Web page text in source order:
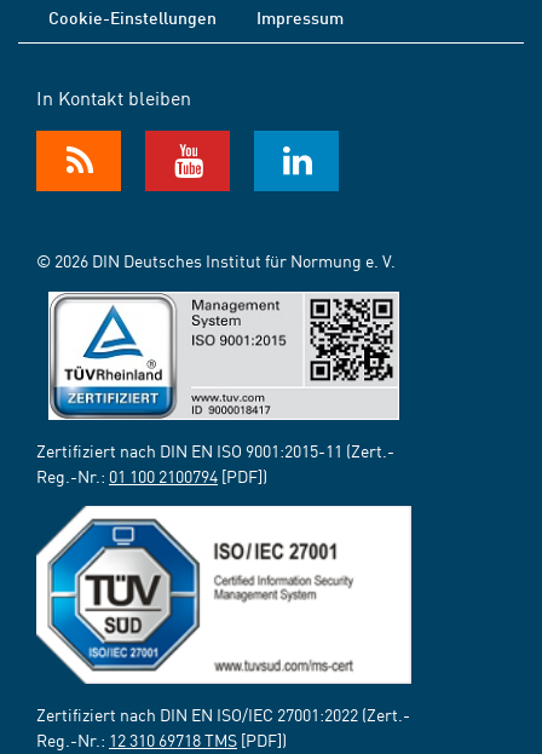
Cookie-Einstellungen
Impressum
In Kontakt bleiben
© 2026 DIN Deutsches Institut für Normung e. V.
Zertifiziert nach DIN EN ISO 9001:2015-11 (Zert.-
Reg.-Nr.: 01 100 2100794 [PDF])
Zertifiziert nach DIN EN ISO/IEC 27001:2022 (Zert.-
Reg.-Nr.: 12 310 69718 TMS [PDF])